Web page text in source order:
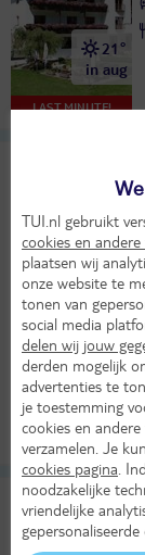
LAST MINUTE!
21°
in aug
TUI
Oostenrijk
KASSAKORTING
8°
in mrt
Tramser Hof
TUI classificatie
Oostenrijk
TUI.nl gebruikt
cookies en
plaatsen wij
onze website te
tonen van
social media
delen wij jouw
derden mogelijk
advertenties te
je toestemming
cookies en
verzamelen. Je
cookies pagina .
noodzakelijke
vriendelijke
gepersonaliseerde